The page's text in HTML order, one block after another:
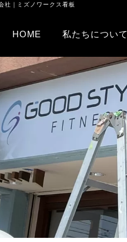
社｜ミズノワークス看板
HOME 私たちについて